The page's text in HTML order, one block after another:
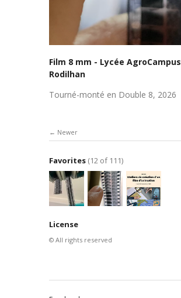
Film 8 mm - Lycée AgroCampus
Rodilhan
Tourné-monté en Double 8, 2026
Newer
Favorites (12 of 111)
License
© All rights reserved